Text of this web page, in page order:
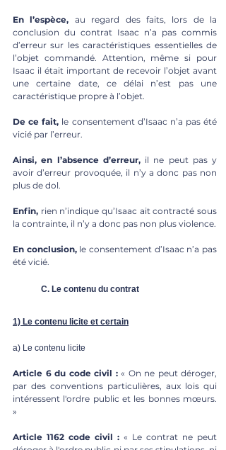
En l’espèce, au regard des faits, lors de la
conclusion du contrat Isaac n’a pas commis
d’erreur sur les caractéristiques essentielles de
l’objet commandé. Attention, même si pour
Isaac il était important de recevoir l’objet avant
une certaine date, ce délai n’est pas une
caractéristique propre à l’objet.
De ce fait, le consentement d’Isaac n’a pas été
vicié par l’erreur.
Ainsi, en l’absence d’erreur, il ne peut pas y
avoir d’erreur provoquée, il n’y a donc pas non
plus de dol.
Enfin, rien n’indique qu’Isaac ait contracté sous
En conclusion, le consentement d’Isaac n’a pas
été vicié.
C. Le contenu du contrat
1) Le contenu licite et certain
a) Le contenu licite
Article 6 du code civil : « On ne peut déroger,
par des conventions particulières, aux lois qui
intéressent l'ordre public et les bonnes mœurs.
»
Article 1162 code civil : « Le contrat ne peut